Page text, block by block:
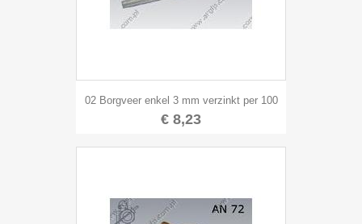
02 Borgveer enkel 3 mm verzinkt per 100
€ 8,23